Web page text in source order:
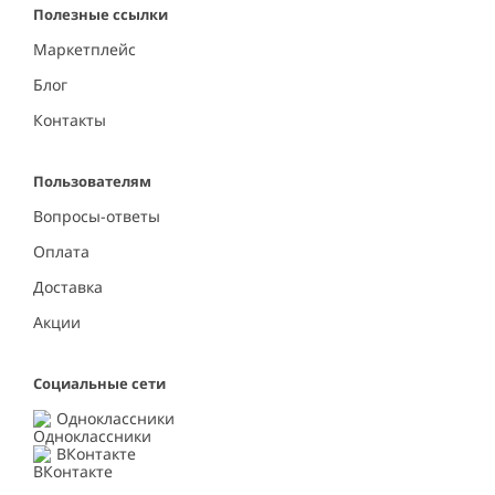
Полезные ссылки
Маркетплейс
Блог
Контакты
Пользователям
Вопросы-ответы
Оплата
Доставка
Акции
Социальные сети
Одноклассники
ВКонтакте